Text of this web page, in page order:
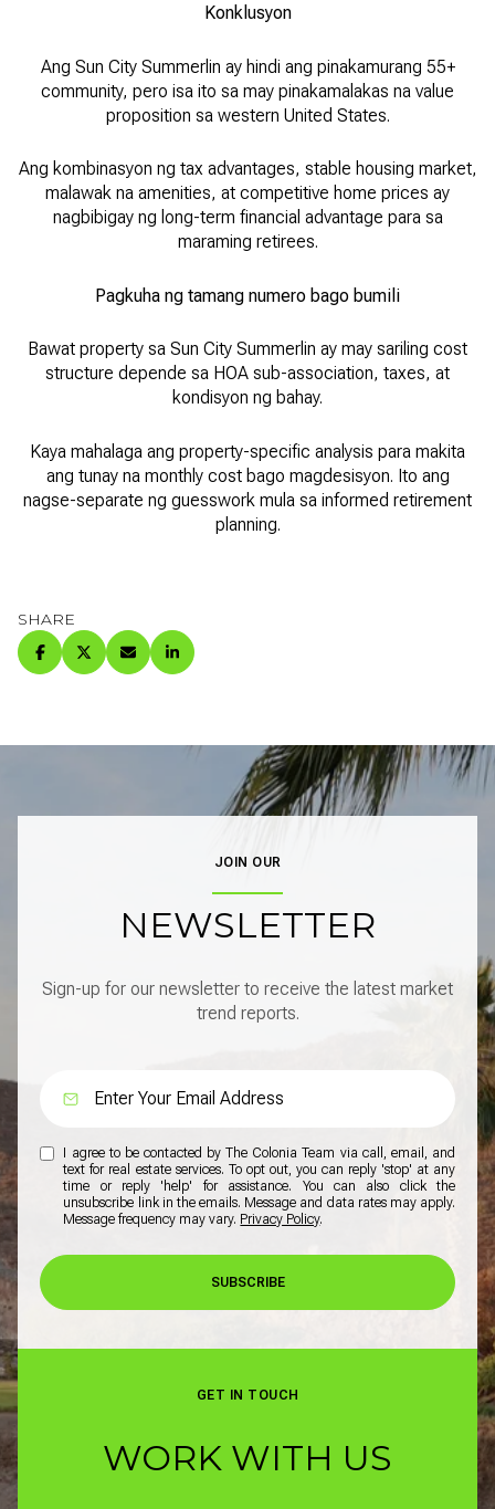
Konklusyon
Ang Sun City Summerlin ay hindi ang pinakamurang 55+
community, pero isa ito sa may pinakamalakas na value
proposition sa western United States.
Ang kombinasyon ng tax advantages, stable housing market,
malawak na amenities, at competitive home prices ay
nagbibigay ng long-term financial advantage para sa
maraming retirees.
Pagkuha ng tamang numero bago bumili
Bawat property sa Sun City Summerlin ay may sariling cost
structure depende sa HOA sub-association, taxes, at
kondisyon ng bahay.
Kaya mahalaga ang property-specific analysis para makita
ang tunay na monthly cost bago magdesisyon. Ito ang
nagse-separate ng guesswork mula sa informed retirement
planning.
SHARE
JOIN OUR
NEWSLETTER
Sign-up for our newsletter to receive the latest market
trend reports.
I agree to be contacted by The Colonia Team via call, email, and
text for real estate services. To opt out, you can reply 'stop' at any
time or reply 'help' for assistance. You can also click the
unsubscribe link in the emails. Message and data rates may apply.
Message frequency may vary. Privacy Policy.
SUBSCRIBE
GET IN TOUCH
WORK WITH US